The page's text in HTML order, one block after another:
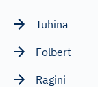
Tuhina
Folbert
Ragini